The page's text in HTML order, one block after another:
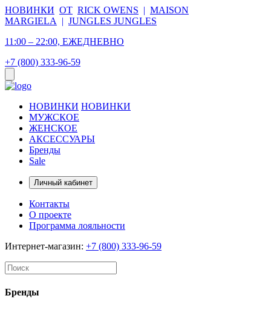
НОВИНКИ ОТ RICK OWENS | MAISON
MARGIELA
| JUNGLES JUNGLES
11:00 – 22:00, ЕЖЕДНЕВНО
+7 (800) 333-96-59
НОВИНКИ НОВИНКИ
МУЖСКОЕ
ЖЕНСКОЕ
АКСЕССУАРЫ
Бренды
Sale
Личный кабинет
Контакты
О проекте
Программа лояльности
Интернет-магазин: +7 (800) 333-96-59
Бренды